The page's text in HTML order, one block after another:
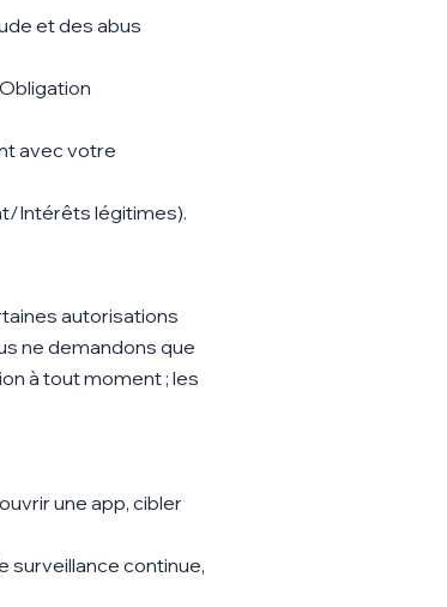
et des abus
avec votre
Intérêts légitimes).
autorisations
ne demandons que
à tout moment ; les
une app, cibler
surveillance continue,